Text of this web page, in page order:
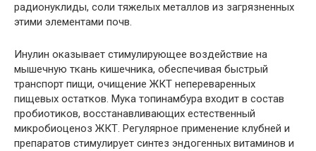
радионуклиды, соли тяжелых металлов из загрязненных
этими элементами почв.
Инулин оказывает стимулирующее воздействие на
мышечную ткань кишечника, обеспечивая быстрый
транспорт пищи, очищение ЖКТ непереваренных
пищевых остатков. Мука топинамбура входит в состав
пробиотиков, восстанавливающих естественный
микробиоценоз ЖКТ. Регулярное применение клубней и
препаратов стимулирует синтез эндогенных витаминов и